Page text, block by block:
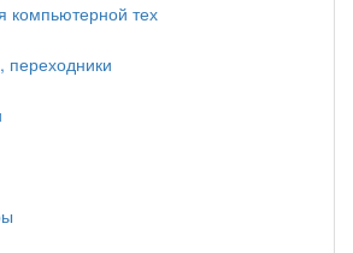
компьютерной тех
переходники